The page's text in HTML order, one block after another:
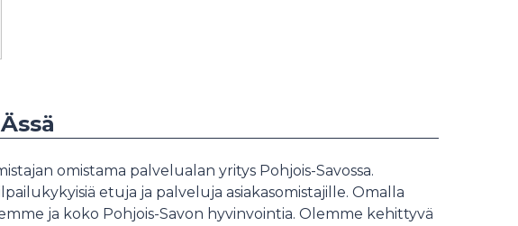
omistama palvelualan yritys Pohjois-Savossa.
etuja ja palveluja asiakasomistajille. Omalla
ja koko Pohjois-Savon hyvinvointia. Olemme kehittyvä